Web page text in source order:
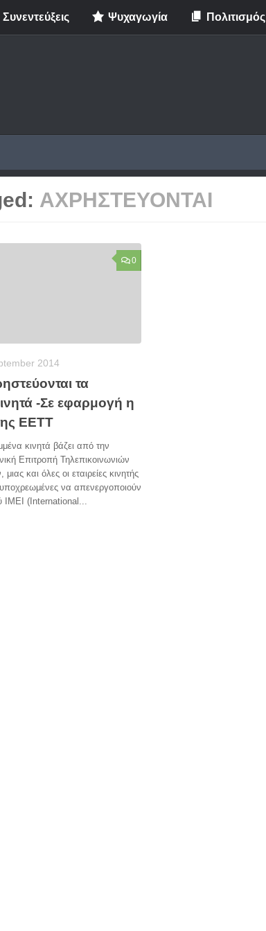
Συνεντεύξεις Ψυχαγωγία Πολιτισμός
ΑΧΡΗΣΤΕΥΟΝΤΑΙ
0
2014
τα
-Σε εφαρμογή η
ΕΕΤΤ
κινητά βάζει από την
Επιτροπή Τηλεπικοινωνιών
και όλες οι εταιρείες κινητής
υποχρεωμένες να απενεργοποιούν
ΙΜΕΙ (International...